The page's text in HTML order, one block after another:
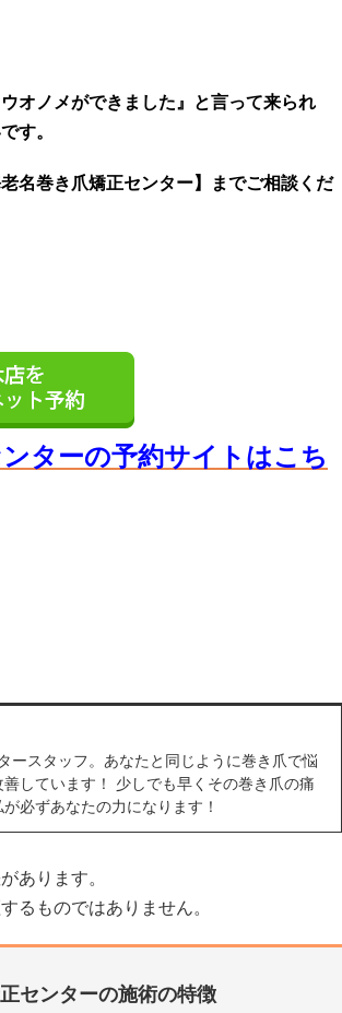
オノメができました』と言って来られ
す。
名巻き爪矯正センター】までご相談くだ
ターの予約サイト はこち
ースタッフ。あなたと同じように巻き爪で悩
しています！ 少しでも早くその巻き爪の痛
必ずあなたの力になります！
あります。
るものではありません。
センターの施術の特徴